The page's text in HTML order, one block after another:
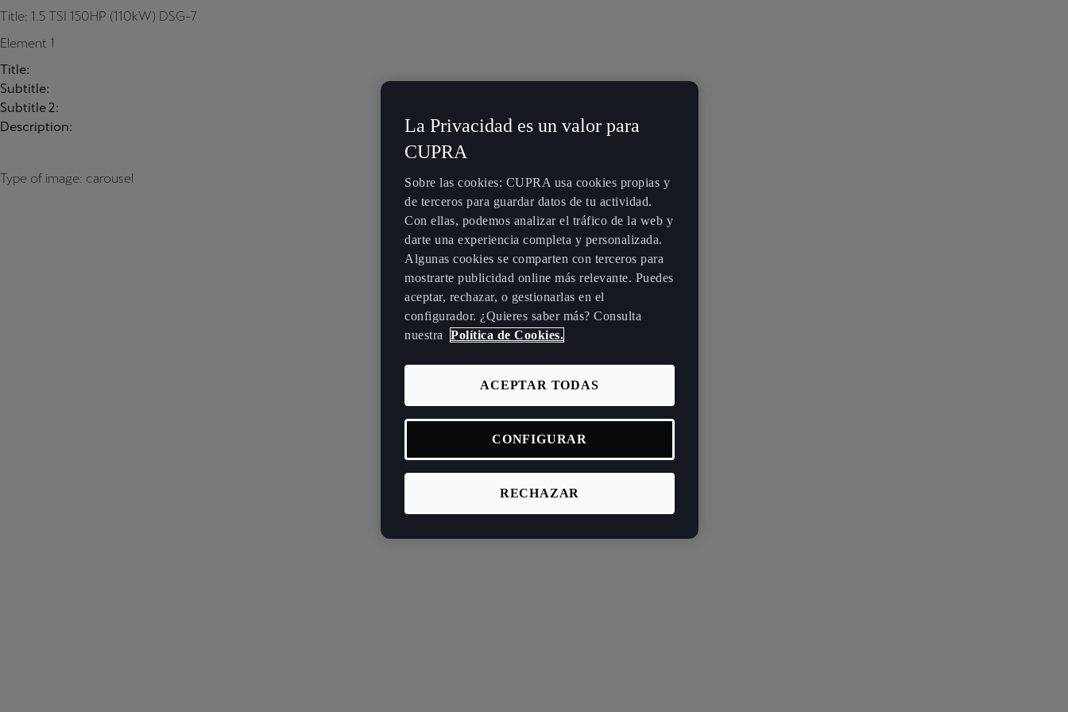
Title: 1.5 TSI 150HP (110kW) DSG-7
Element 1
Title:
Subtitle:
Subtitle 2:
Description:
Type of image: carousel
La Privacidad es un valor para
CUPRA
Sobre las cookies: CUPRA usa cookies propias y
de terceros para guardar datos de tu actividad.
Con ellas, podemos analizar el tráfico de la web y
darte una experiencia completa y personalizada.
Algunas cookies se comparten con terceros para
mostrarte publicidad online más relevante. Puedes
aceptar, rechazar, o gestionarlas en el
configurador. ¿Quieres saber más? Consulta
nuestra
Política de Cookies.
RECHAZAR
ACEPTAR TODAS
CONFIGURAR